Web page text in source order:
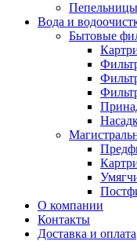
Пепельницы
Вода и
Бытовые
О компании
Контакты
Доставка и оплата